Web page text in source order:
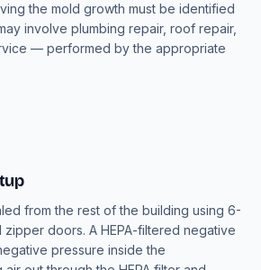
the mold growth must be identified
involve plumbing repair, roof repair,
— performed by the appropriate
from the rest of the building using 6-
zipper doors. A HEPA-filtered negative
pressure inside the